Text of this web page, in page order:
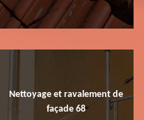
Nettoyage et ravalement de
façade 68